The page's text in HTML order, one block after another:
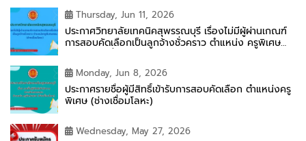
Thursday, Jun 11, 2026
ประกาศวิทยาลัยเทคนิคสุพรรณบุรี เรื่องไม่มีผู้ผ่านเกณฑ์
การสอบคัดเลือกเป็นลูกจ้างชั่วคราว ตำแหน่ง ครูพิเศษ
Monday, Jun 8, 2026
ประกาศรายชื่อผู้มีสิทธิ์เข้ารับการสอบคัดเลือก ตำแหน่งครู
พิเศษ (ช่างเชื่อมโลหะ)
Wednesday, May 27, 2026